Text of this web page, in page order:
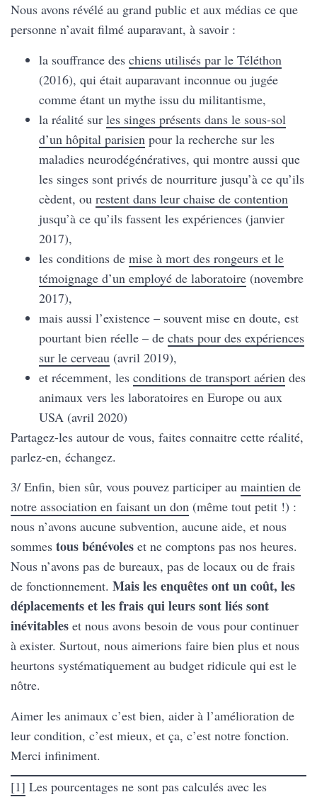
Nous avons révélé au grand public et aux médias ce que
personne n’avait filmé auparavant, à savoir :
la souffrance des chiens utilisés par le Téléthon
(2016), qui était auparavant inconnue ou jugée
comme étant un mythe issu du militantisme,
la réalité sur les singes présents dans le sous-sol
d’un hôpital parisien pour la recherche sur les
maladies neurodégénératives, qui montre aussi que
les singes sont privés de nourriture jusqu’à ce qu’ils
cèdent, ou restent dans leur chaise de contention
jusqu’à ce qu’ils fassent les expériences (janvier
2017),
les conditions de mise à mort des rongeurs et le
témoignage d’un employé de laboratoire (novembre
2017),
mais aussi l’existence – souvent mise en doute, est
pourtant bien réelle – de chats pour des expériences
sur le cerveau (avril 2019),
et récemment, les conditions de transport aérien des
animaux vers les laboratoires en Europe ou aux
USA (avril 2020)
Partagez-les autour de vous, faites connaitre cette réalité,
parlez-en, échangez.
3/ Enfin, bien sûr, vous pouvez participer au maintien de
notre association en faisant un don (même tout petit !) :
nous n’avons aucune subvention, aucune aide, et nous
sommes tousbénévoles et ne comptons pas nos heures.
Nous n’avons pas de bureaux, pas de locaux ou de frais
de fonctionnement. Mais les enquêtes ont un coût, les
déplacements et les frais qui leurs sont liés sont
inévitables et nous avons besoin de vous pour continuer
à exister. Surtout, nous aimerions faire bien plus et nous
heurtons systématiquement au budget ridicule qui est le
nôtre.
Aimer les animaux c’est bien, aider à l’amélioration de
leur condition, c’est mieux, et ça, c’est notre fonction.
Merci infiniment.
[1] Les pourcentages ne sont pas calculés avec les